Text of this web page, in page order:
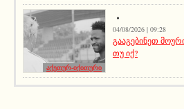
აქეთურ-იქითური
04/08/2026 | 09:28
გააგებინეთ
თუ იქ?